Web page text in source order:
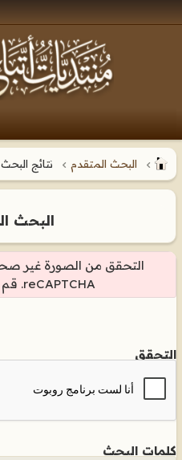
البحث المتقدم نتائج البحث
البحث
التحقق من الصورة غير
reCAPTCHA. قم بالاتصال بالإدارة.
التحقق
كلمات البحث